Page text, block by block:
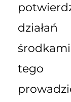
tego